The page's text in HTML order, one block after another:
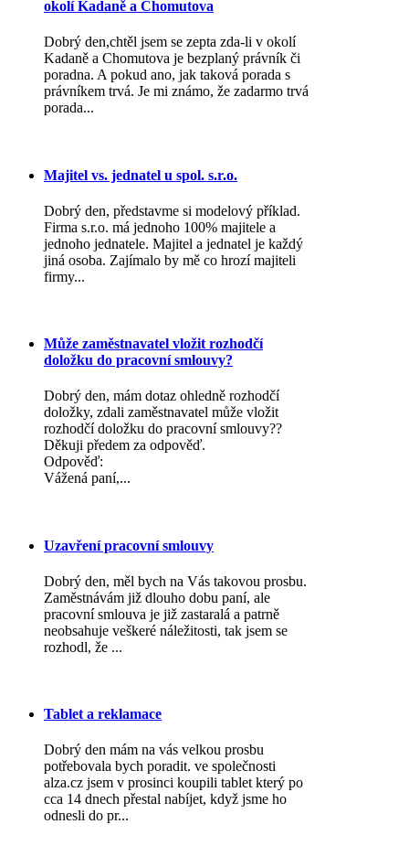
okolí Kadaně a Chomutova
Dobrý den,chtěl jsem se zepta zda-li v okolí
Kadaně a Chomutova je bezplaný právník či
poradna. A pokud ano, jak taková porada s
právníkem trvá. Je mi známo, že zadarmo trvá
porada...
Majitel vs. jednatel u spol. s.r.o.
Dobrý den, představme si modelový příklad.
Firma s.r.o. má jednoho 100% majitele a
jednoho jednatele. Majitel a jednatel je každý
jiná osoba. Zajímalo by mě co hrozí majiteli
firmy...
Může zaměstnavatel vložit rozhodčí
doložku do pracovní smlouvy?
Dobrý den, mám dotaz ohledně rozhodčí
doložky, zdali zaměstnavatel může vložit
rozhodčí doložku do pracovní smlouvy??
Děkuji předem za odpověď.
Odpověď:
Vážená paní,...
Uzavření pracovní smlouvy
Dobrý den, měl bych na Vás takovou prosbu.
Zaměstnávám již dlouho dobu paní, ale
pracovní smlouva je již zastaralá a patrně
neobsahuje veškeré náležitosti, tak jsem se
rozhodl, že ...
Tablet a reklamace
Dobrý den mám na vás velkou prosbu
potřebovala bych poradit. ve společnosti
alza.cz jsem v prosinci koupili tablet který po
cca 14 dnech přestal nabíjet, když jsme ho
odnesli do pr...